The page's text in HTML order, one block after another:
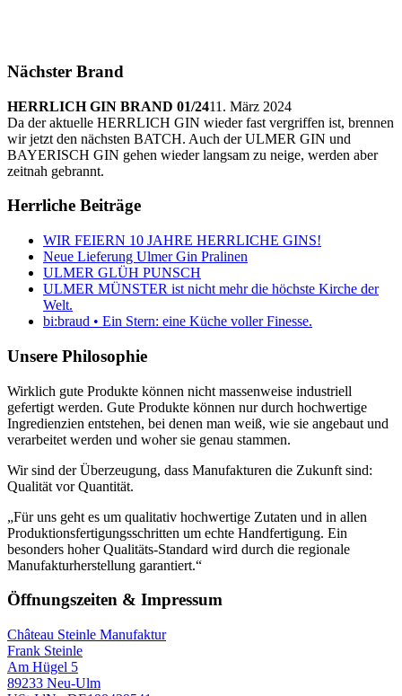
Nächster Brand
HERRLICH GIN BRAND 01/2411. März 2024
Da der aktuelle HERRLICH GIN wieder fast vergriffen ist, brennen
wir jetzt den nächsten BATCH. Auch der ULMER GIN und
BAYERISCH GIN gehen wieder langsam zu neige, werden aber
zeitnah gebrannt.
Herrliche Beiträge
WIR FEIERN 10 JAHRE HERRLICHE GINS!
Neue Lieferung Ulmer Gin Pralinen
ULMER GLÜH PUNSCH
ULMER MÜNSTER ist nicht mehr die höchste Kirche der
Welt.
bi:braud • Ein Stern: eine Küche voller Finesse.
Unsere Philosophie
Wirklich gute Produkte können nicht massenweise industriell
gefertigt werden. Gute Produkte können nur durch hochwertige
Ingredienzien entstehen, bei denen man weiß, wie sie angebaut und
verarbeitet werden und woher sie genau stammen.
Wir sind der Überzeugung, dass Manufakturen die Zukunft sind:
Qualität vor Quantität.
„Für uns geht es um qualitativ hochwertige Zutaten und in allen
Produktionsfertigungsschritten um echte Handfertigung. Ein
besonders hoher Qualitäts-Standard wird durch die regionale
Manufakturherstellung garantiert.“
Öffnungszeiten & Impressum
Château Steinle Manufaktur
Frank Steinle
Am Hügel 5
89233 Neu-Ulm